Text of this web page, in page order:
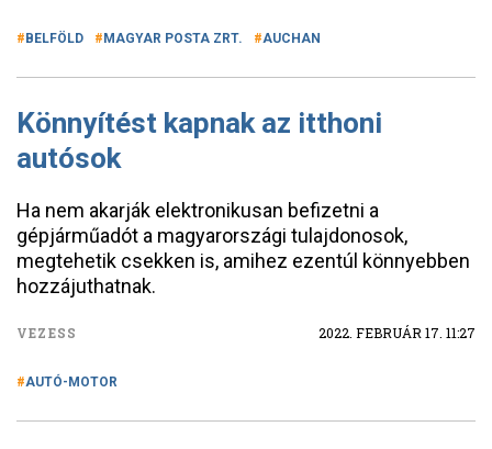
BELFÖLD MAGYAR POSTA ZRT. AUCHAN
Könnyítést kapnak az itthoni
autósok
Ha nem akarják elektronikusan befizetni a
gépjárműadót a magyarországi tulajdonosok,
megtehetik csekken is, amihez ezentúl könnyebben
hozzájuthatnak.
VEZESS 2022. FEBRUÁR 17. 11:27
AUTÓ-MOTOR